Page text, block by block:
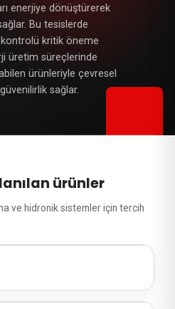
enerjiye dönüştürerek
Bu tesislerde
kontrolü kritik öneme
üretim süreçlerinde
ürünleriyle çevresel
sağlar.
ürünler
ve hidronik sistemler için tercih